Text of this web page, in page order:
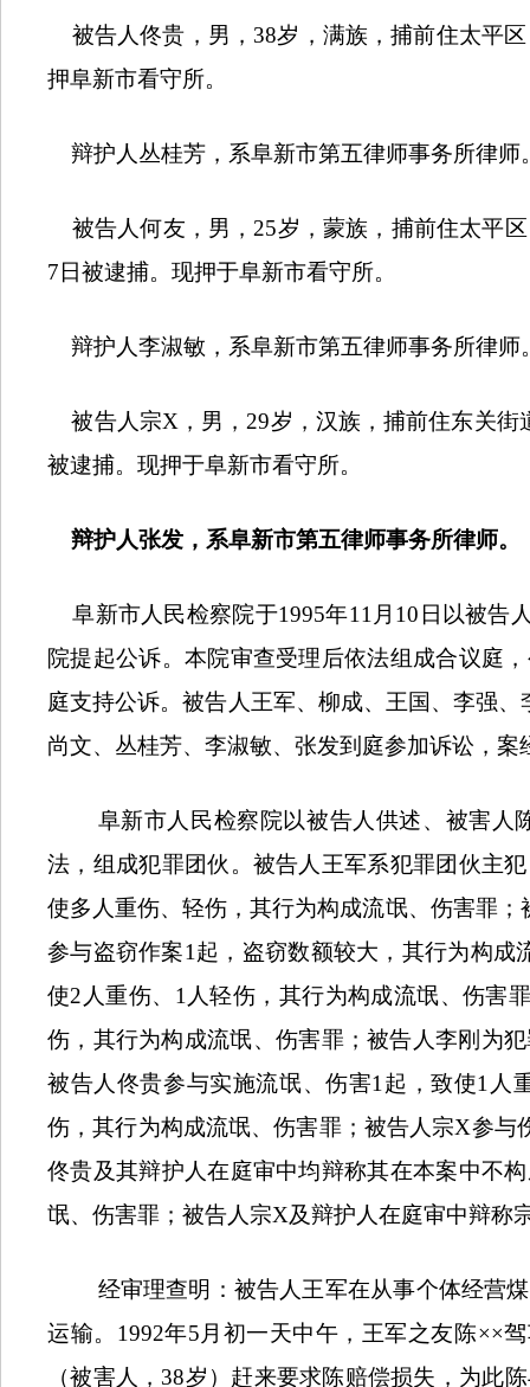
被告人佟贵，男， 38岁，满族，捕前住太平
押阜新市看守所。
辩护人丛桂芳，系阜新市第五律师事务所律师
被告人何友，男， 25岁，蒙族，捕前住太平
7 日被逮捕。现押于阜新市看守所。
辩护人李淑敏，系阜新市第五律师事务所律师
被告人宗X ，男， 29岁，汉族，捕前住东关街
被逮捕。现押于阜新市看守所。
辩护人张发，系阜新市第五律师事务所律师。
阜新市人民检察院于1995年11 月 10 日以被告
院提起公诉。本院审查受理后依法组成合议庭
庭支持公诉。被告人王军、柳成、王国、李强
尚文、丛桂芳、李淑敏、张发到庭参加诉讼，
阜新市人民检察院以被告人供述、被害人
法，组成犯罪团伙。被告人王军系犯罪团伙主
使多人重伤、轻伤，其行为构成流氓、伤害罪
参与盗窃作案1 起，盗窃数额较大，其行为构成
使2 人重伤、 1 人轻伤，其行为构成流氓、伤害
伤，其行为构成流氓、伤害罪；被告人李刚为
被告人佟贵参与实施流氓、伤害1 起，致使1 人
伤，其行为构成流氓、伤害罪；被告人宗X参与
佟贵及其辩护人在庭审中均辩称其在本案中不
氓、伤害罪；被告人宗X及辩护人在庭审中辩称
经审理查明：被告人王军在从事个体经营
运输。 1992年5 月初一天中午，王军之友陈××
（被害人， 38岁）赶来要求陈赔偿损失，为此